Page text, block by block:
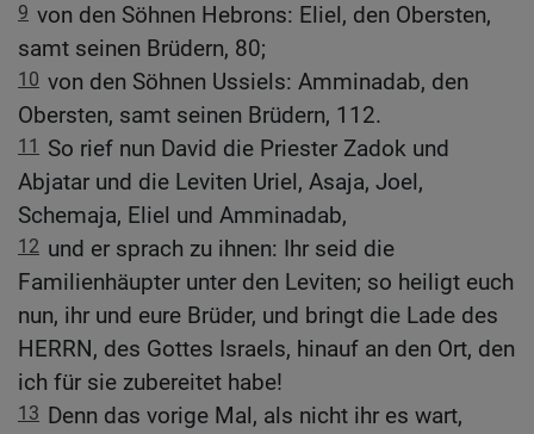
9 von den Söhnen Hebrons: Eliel, den Obersten,
samt seinen Brüdern, 80;
10 von den Söhnen Ussiels: Amminadab, den
Obersten, samt seinen Brüdern, 112.
11
So rief nun David die Priester Zadok und
Abjatar und die Leviten Uriel, Asaja, Joel,
Schemaja, Eliel und Amminadab,
12 und er sprach zu ihnen: Ihr seid die
Familienhäupter unter den Leviten; so heiligt euch
nun, ihr und eure Brüder, und bringt die Lade des
HERRN, des Gottes Israels, hinauf an den Ort, den
ich für sie zubereitet habe!
13 Denn das vorige Mal, als nicht ihr es wart,